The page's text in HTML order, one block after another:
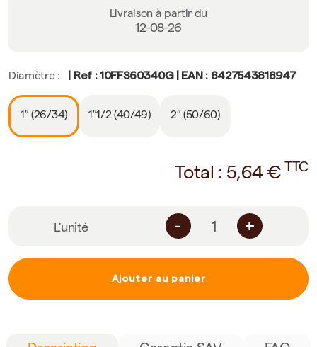
Livraison à partir du
12-08-26
Diamètre : | Ref : 10FFS60340G | EAN : 8427543818947
1″ (26/34) 1″1/2 (40/49) 2″ (50/60)
Total : 5,64€ TTC
L'unité - +
Ajouter au panier